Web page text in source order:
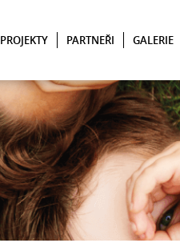
PROJEKTY PARTNEŘI GALERIE